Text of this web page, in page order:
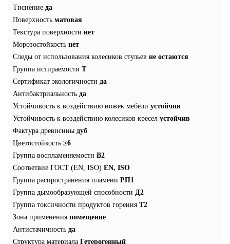
Тиснение да
Поверхность матовая
Текстура поверхности нет
Морозостойкость нет
Следы от использования колесиков стульев не остаются
Группа истираемости T
Сертификат экологичности да
Антибактриальность да
Устойчивость к воздействию ножек мебели устойчив
Устойчивость к воздействию колесиков кресел устойчив
Фактура древисины дуб
Цветостойкость ≥6
Группа воспламеняемости В2
Соответвие ГОСТ (EN, ISO) EN, ISO
Группа распространения пламени РП1
Группа дымообразующей способности Д2
Группа токсичности продуктов горения Т2
Зона применения помещение
Антистачичность да
Структура материала Гетерогенный